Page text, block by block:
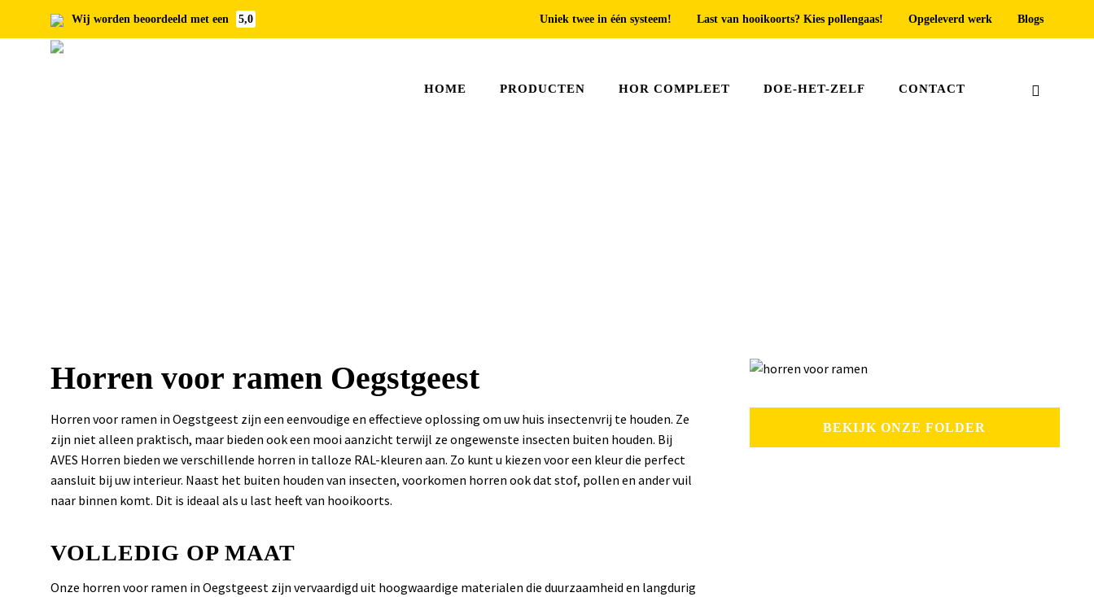
Wij worden beoordeeld met een 5,0 Uniek twee in één systeem! Last van hooikoorts? Kies pollengaas! Opgeleverd werk Blogs
HOME PRODUCTEN HOR COMPLEET DOE-HET-ZELF CONTACT
Horren voor ramen Oegstgeest
Horren voor ramen in Oegstgeest zijn een eenvoudige en effectieve oplossing om uw huis insectenvrij te houden. Ze
zijn niet alleen praktisch, maar bieden ook een mooi aanzicht terwijl ze ongewenste insecten buiten houden. Bij
AVES Horren bieden we verschillende horren in talloze RAL-kleuren aan. Zo kunt u kiezen voor een kleur die perfect
aansluit bij uw interieur. Naast het buiten houden van insecten, voorkomen horren ook dat stof, pollen en ander vuil
naar binnen komt. Dit is ideaal als u last heeft van hooikoorts.
VOLLEDIG OP MAAT
Onze horren voor ramen in Oegstgeest zijn vervaardigd uit hoogwaardige materialen die duurzaamheid en langdurig
BEKIJK ONZE FOLDER